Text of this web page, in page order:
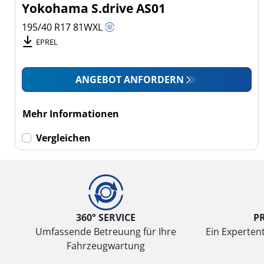
Yokohama S.drive AS01
195/40 R1781WXL
EPREL
ANGEBOT ANFORDERN
Mehr Informationen
Vergleichen
360° SERVICE
Umfassende Betreuung für Ihre
Fahrzeugwartung
Ein